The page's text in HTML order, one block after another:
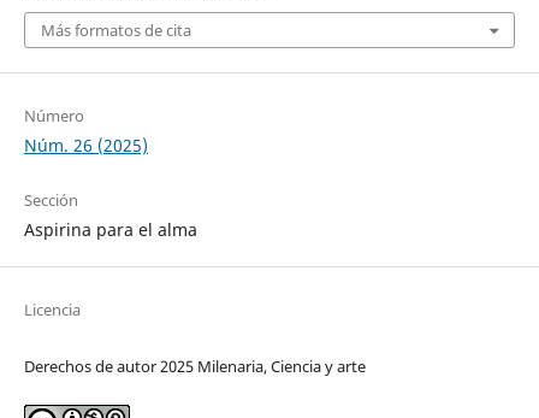
Más formatos de cita
Número
Núm. 26 (2025)
Sección
Aspirina para el alma
Licencia
Derechos de autor 2025 Milenaria, Ciencia y arte